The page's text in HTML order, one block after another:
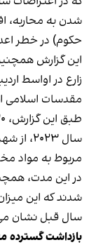
شدن به محاربه،
حکوم) در خطر
این گزارش
زارع در اواسط
مقدسات اسلامی
سال
مربوط به مواد
در این مدت،
شدند که این
سال قبل نشان
بازداشت گسترده